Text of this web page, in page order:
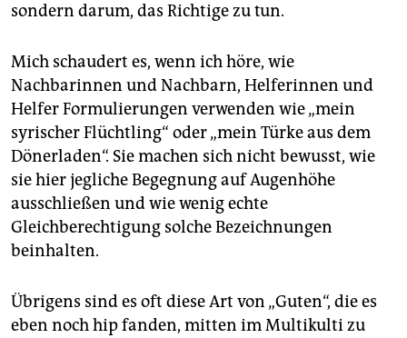
sondern darum, das Richtige zu tun.
Mich schaudert es, wenn ich höre, wie
Nachbarinnen und Nachbarn, Helferinnen und
Helfer Formulierungen verwenden wie „mein
syrischer Flüchtling“ oder „mein Türke aus dem
Dönerladen“. Sie machen sich nicht bewusst, wie
sie hier jegliche Begegnung auf Augenhöhe
ausschließen und wie wenig echte
Gleichberechtigung solche Bezeichnungen
beinhalten.
Übrigens sind es oft diese Art von „Guten“, die es
eben noch hip fanden, mitten im Multikulti zu